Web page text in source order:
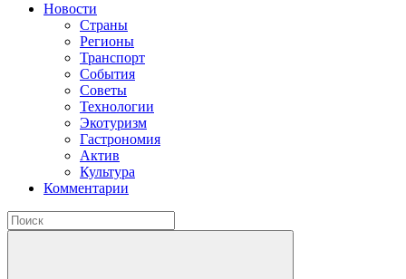
Новости
Страны
Регионы
Транспорт
События
Советы
Технологии
Экотуризм
Гастрономия
Актив
Культура
Комментарии